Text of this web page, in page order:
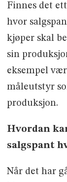
Finnes det
hvor
kjøper skal
sin
eksempel
måleutstyr
produksjon.
Hvordan
salgspant
Når det har